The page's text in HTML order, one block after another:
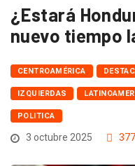
¿Estará
nuevo tiempo
CENTROAMÉRICA
IZQUIERDAS
POLITICA
3 octubre 2025 377